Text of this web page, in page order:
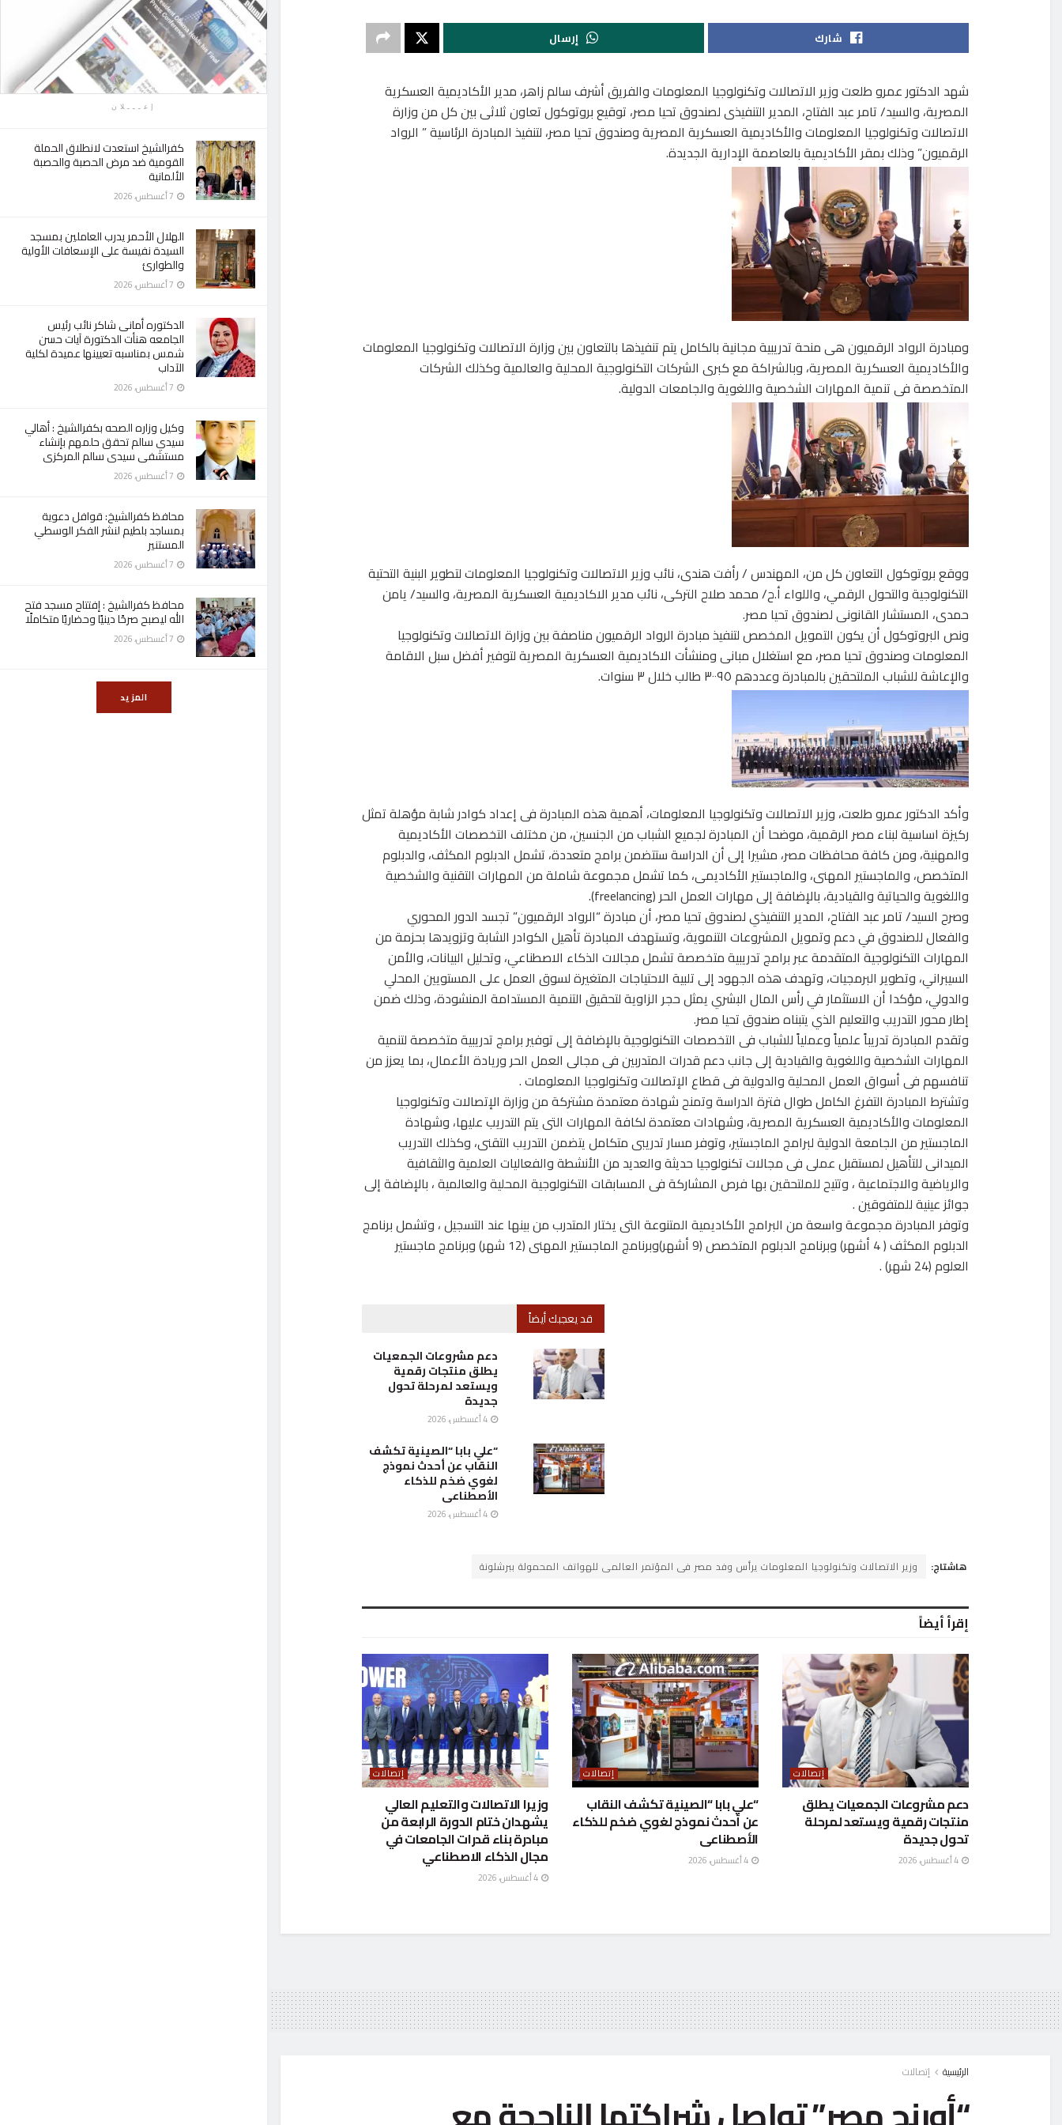
إعـــلان
كفرالشيخ استعدت لانطلاق الحملة
القومية ضد مرض الحصبة والحصبة
الألمانية
الهلال الأحمر يدرب العاملين بمسجد
السيدة نفيسة على الإسعافات الأولية
والطوارئ
الدكتوره أمانى شاكر نائب رئيس
الجامعه هنأت الدكتورة آيات حسن
شمس بمناسبه تعيينها عميدة لكلية
الآداب
وكيل وزاره الصحه بكفرالشيخ : أهالي
سيدي سالم تحقق حلمهم بإنشاء
مستشفى سيدى سالم المركزى
محافظ كفرالشيخ: قوافل دعوية
بمساجد بلطيم لنشر الفكر الوسطي
المستنير
محافظ كفرالشيخ : إفتتاح مسجد فتح
الله ليصبح صرحًا دينيًا وحضاريًا متكاملًا
المزيد
شارك إرسال
شهد الدكتور عمرو طلعت وزير الاتصالات وتكنولوجيا المعلومات والفريق أشرف سالم زاهر، مدير الأكاديمية العسكرية
المصرية، والسيد/ تامر عبد الفتاح، المدير التنفيذى لصندوق تحيا مصر، توقيع بروتوكول تعاون ثلاثى بين كل من وزارة
الاتصالات وتكنولوجيا المعلومات والأكاديمية العسكرية المصرية وصندوق تحيا مصر، لتنفيذ المبادرة الرئاسية ” الرواد
الرقميون” وذلك بمقر الأكاديمية بالعاصمة الإدارية الجديدة.
ومبادرة الرواد الرقميون هى منحة تدريبية مجانية بالكامل يتم تنفيذها بالتعاون بين وزارة الاتصالات وتكنولوجيا المعلومات
والأكاديمية العسكرية المصرية، وبالشراكة مع كبرى الشركات التكنولوجية المحلية والعالمية وكذلك الشركات
المتخصصة فى تنمية المهارات الشخصية واللغوية والجامعات الدولية.
ووقع بروتوكول التعاون كل من، المهندس / رأفت هندى، نائب وزير الاتصالات وتكنولوجيا المعلومات لتطوير البنية التحتية
التكنولوجية والتحول الرقمي، واللواء أ.ح/ محمد صلاح التركى، نائب مدير الاكاديمية العسكرية المصرية، والسيد/ يامن
حمدى، المستشار القانونى لصندوق تحيا مصر.
ونص البروتوكول أن يكون التمويل المخصص لتنفيذ مبادرة الرواد الرقميون مناصفة بين وزارة الاتصالات وتكنولوجيا
المعلومات وصندوق تحيا مصر، مع استغلال مبانى ومنشأت الاكاديمية العسكرية المصرية لتوفير أفضل سبل الاقامة
والإعاشة للشباب الملتحقين بالمبادرة وعددهم ٣٠٠٩٥ طالب خلال ٣ سنوات.
وأكد الدكتور عمرو طلعت، وزير الاتصالات وتكنولوجيا المعلومات، أهمية هذه المبادرة فى إعداد كوادر شابة مؤهلة تمثل
ركيزة اساسية لبناء مصر الرقمية، موضحا أن المبادرة لجميع الشباب من الجنسين، من مختلف التخصصات الأكاديمية
والمهنية، ومن كافة محافظات مصر، مشيرا إلى أن الدراسة ستتضمن برامج متعددة، تشمل الدبلوم المكثف، والدبلوم
المتخصص، والماجستير المهنى، والماجستير الأكاديمى، كما تشمل مجموعة شاملة من المهارات التقنية والشخصية
واللغوية والحياتية والقيادية، بالإضافة إلى مهارات العمل الحر (freelancing).
وصرح السيد/ تامر عبد الفتاح، المدير التنفيذي لصندوق تحيا مصر، أن مبادرة “الرواد الرقميون” تجسد الدور المحوري
والفعال للصندوق في دعم وتمويل المشروعات التنموية، وتستهدف المبادرة تأهيل الكوادر الشابة وتزويدها بحزمة من
المهارات التكنولوجية المتقدمة عبر برامج تدريبية متخصصة تشمل مجالات الذكاء الاصطناعي، وتحليل البيانات، والأمن
السيبراني، وتطوير البرمجيات، وتهدف هذه الجهود إلى تلبية الاحتياجات المتغيرة لسوق العمل على المستويين المحلي
والدولي، مؤكدا أن الاستثمار في رأس المال البشري يمثل حجر الزاوية لتحقيق التنمية المستدامة المنشودة، وذلك ضمن
إطار محور التدريب والتعليم الذي يتبناه صندوق تحيا مصر.
وتقدم المبادرة تدريباً علمياً وعملياً للشباب فى التخصصات التكنولوجية بالإضافة إلى توفير برامج تدريبية متخصصة لتنمية
المهارات الشخصية واللغوية والقيادية إلى جانب دعم قدرات المتدربين فى مجالى العمل الحر وريادة الأعمال، بما يعزز من
تنافسهم فى أسواق العمل المحلية والدولية فى قطاع الإتصالات وتكنولوجيا المعلومات .
وتشترط المبادرة التفرغ الكامل طوال فترة الدراسة وتمنح شهادة معتمدة مشتركة من وزارة الإتصالات وتكنولوجيا
المعلومات والأكاديمية العسكرية المصرية، وشهادات معتمدة لكافة المهارات التى يتم التدريب عليها، وشهادة
الماجستير من الجامعة الدولية لبرامج الماجستير، وتوفر مسار تدريبى متكامل يتضمن التدريب التقنى، وكذلك التدريب
الميدانى للتأهيل لمستقبل عملى فى مجالات تكنولوجيا حديثة والعديد من الأنشطة والفعاليات العلمية والثقافية
والرياضية والاجتماعية ، وتتيح للملتحقين بها فرص المشاركة فى المسابقات التكنولوجية المحلية والعالمية ، بالإضافة إلى
جوائز عينية للمتفوقين .
وتوفر المبادرة مجموعة واسعة من البرامج الأكاديمية المتنوعة التى يختار المتدرب من بينها عند التسجيل ، وتشمل برنامج
الدبلوم المكثف ( 4 أشهر) وبرنامج الدبلوم المتخصص (9 أشهر)وبرنامج الماجستير المهنى (12 شهر) وبرنامج ماجستير
العلوم (24 شهر) .
قد يعجبك أيضاً
دعم مشروعات الجمعيات
يطلق منتجات رقمية
ويستعد لمرحلة تحول
جديدة
“علي بابا “الصينية تكشف
النقاب عن أحدث نموذج
لغوي ضخم للذكاء
الأصطناعى
هاشتاج: وزير الاتصالات وتكنولوجيا المعلومات يرأس وفد مصر فى المؤتمر العالمى للهواتف المحمولة ببرشلونة
إقرأ أيضاً
إتصالات
دعم مشروعات الجمعيات يطلق
منتجات رقمية ويستعد لمرحلة
تحول جديدة
إتصالات
“علي بابا “الصينية تكشف النقاب
عن أحدث نموذج لغوي ضخم للذكاء
الأصطناعى
إتصالات
وزيرا الاتصالات والتعليم العالي
يشهدان ختام الدورة الرابعة من
مبادرة بناء قدرات الجامعات في
مجال الذكاء الاصطناعي
الرئيسية إتصالات